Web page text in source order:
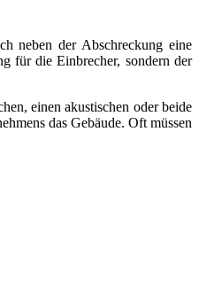
neben der Abschreckung eine
für die Einbrecher, sondern der
einen akustischen oder beide
das Gebäude. Oft müssen